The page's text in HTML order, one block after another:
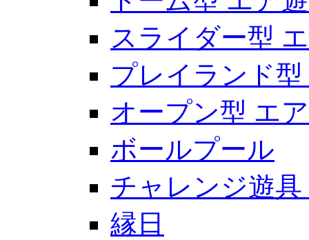
スライダー型
プレイランド
オープン型 エ
ボールプール
チャレンジ遊
縁日